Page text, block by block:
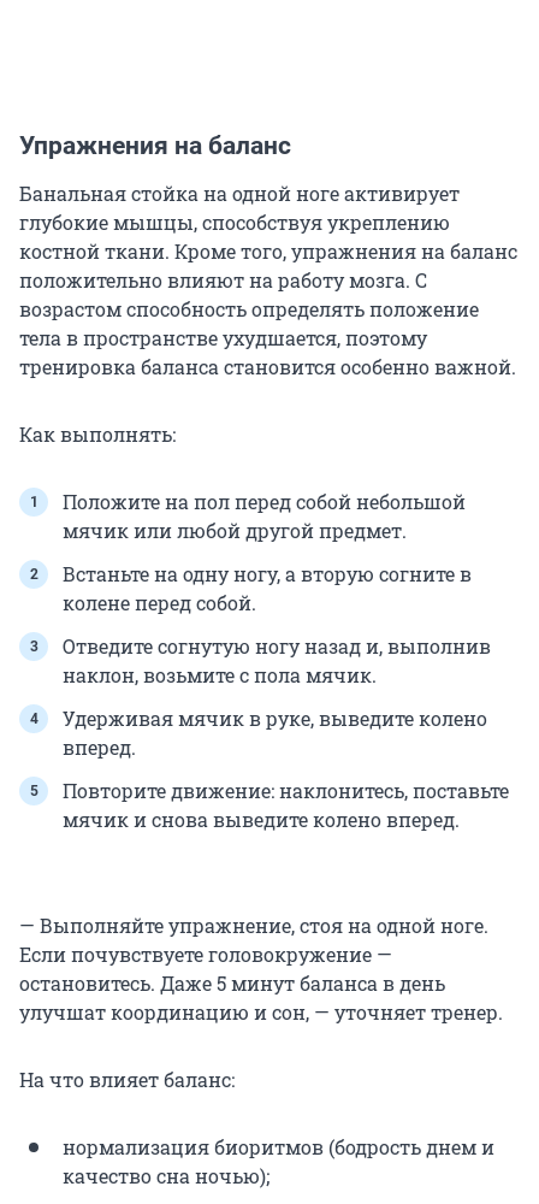
Упражнения на баланс
Банальнаястойка на одной ноге активирует
глубокие мышцы, способствуя укреплению
костной ткани. Кроме того, упражнения на баланс
положительно влияют на работу мозга. С
возрастом способность определять положение
тела в пространстве ухудшается, поэтому
тренировка баланса становится особенно важной.
Как выполнять:
Положите на пол перед собой небольшой
мячик или любой другой предмет.
Встаньте на одну ногу, а вторую согните в
колене перед собой.
Отведите согнутую ногу назад и, выполнив
наклон, возьмите с пола мячик.
Удерживая мячик в руке, выведите колено
вперед.
Повторите движение: наклонитесь, поставьте
мячик и снова выведите колено вперед.
— Выполняйте упражнение, стоя на одной ноге.
Если почувствуете головокружение —
остановитесь. Даже 5 минут баланса в день
улучшат координацию и сон, — уточняет тренер.
На что влияет баланс:
нормализация биоритмов (бодрость днем и
качество сна ночью);